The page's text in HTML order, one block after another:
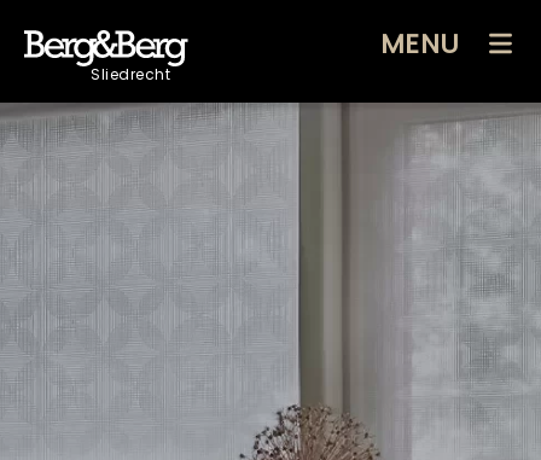
Sliedrecht
MENU